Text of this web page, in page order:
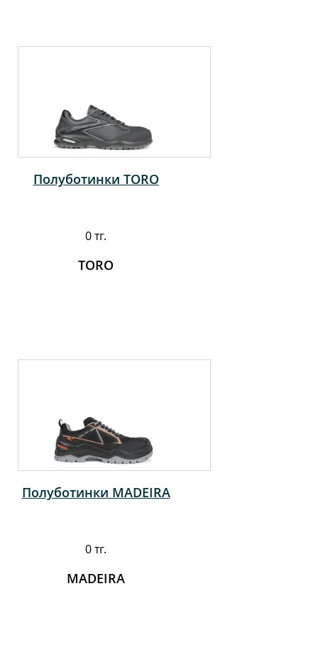
Полуботинки TORO
0 тг.
TORO
Полуботинки MADEIRA
0 тг.
MADEIRA